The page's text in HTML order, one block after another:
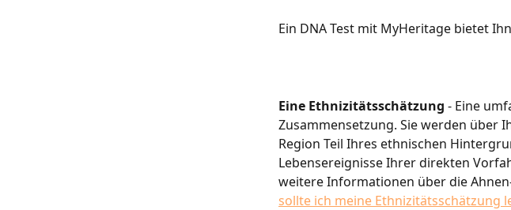
Ein DNA Test mit MyHeritage bietet
Eine Ethnizitätsschätzung - Eine
Zusammensetzung. Sie werden über
Region Teil Ihres ethnischen
Lebensereignisse Ihrer direkten
weitere Informationen über die
sollte ich meine Ethnizitätsschätzung